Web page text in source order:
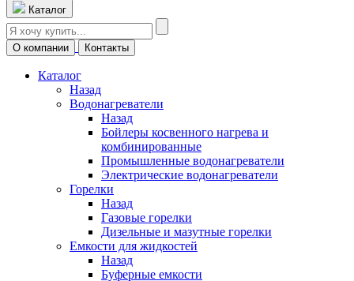
Каталог
О компании Контакты
Каталог
Назад
Водонагреватели
Назад
Бойлеры косвенного нагрева и
комбинированные
Промышленные водонагреватели
Электрические водонагреватели
Горелки
Назад
Газовые горелки
Дизельные и мазутные горелки
Емкости для жидкостей
Назад
Буферные емкости